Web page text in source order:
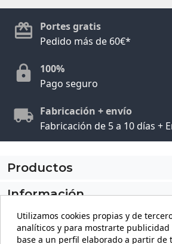
Portes gratis
Pedido más de 60€*
100%
Pago seguro
Fabricación + envío
Fabricación de 5 a 10 días +
Productos
Información
Mi cuenta
Utilizamos cookies propias y de
analíticos y para mostrarte publicidad
base a un perfil elaborado a partir de